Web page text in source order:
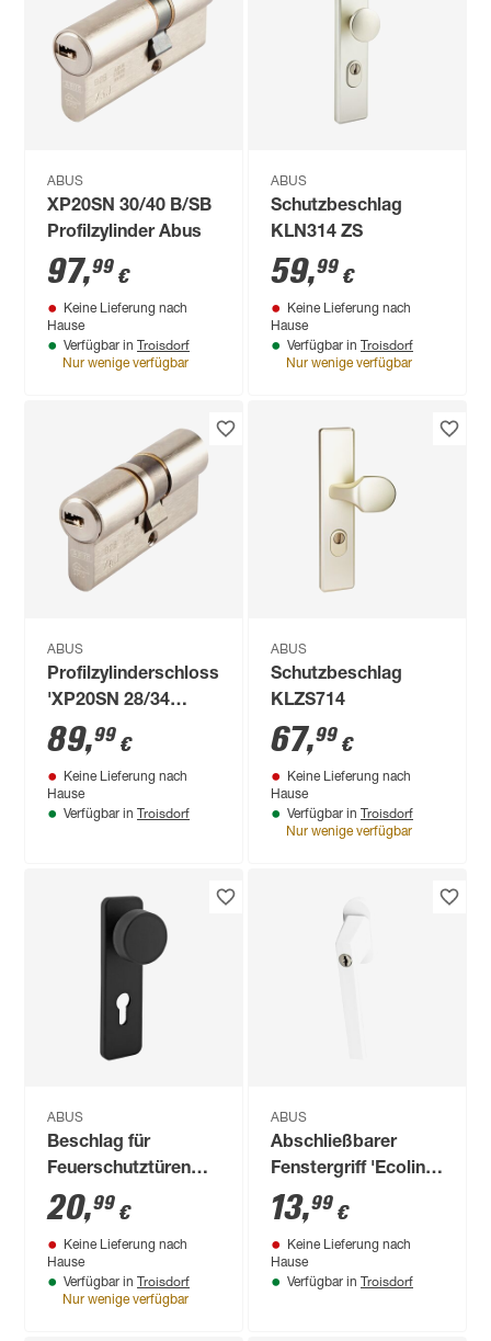
ABUS
XP20SN 30/40 B/SB
Profilzylinder Abus
97,99 €
Keine Lieferung nach
Hause
Verfügbar in Troisdorf
Nur wenige verfügbar
ABUS
Schutzbeschlag
KLN314 ZS
59,99 €
Keine Lieferung nach
Hause
Verfügbar in Troisdorf
Nur wenige verfügbar
ABUS
Profilzylinderschloss
'XP20SN 28/34
B/SB'
89,99 €
Keine Lieferung nach
Hause
Verfügbar in Troisdorf
ABUS
Schutzbeschlag
KLZS714
67,99 €
Keine Lieferung nach
Hause
Verfügbar in Troisdorf
Nur wenige verfügbar
ABUS
Beschlag für
Feuerschutztüren
KFG
20,99 €
Keine Lieferung nach
Hause
Verfügbar in Troisdorf
Nur wenige verfügbar
ABUS
Abschließbarer
Fenstergriff 'Ecoline'
FG110 weiß
13,99 €
Keine Lieferung nach
Hause
Verfügbar in Troisdorf